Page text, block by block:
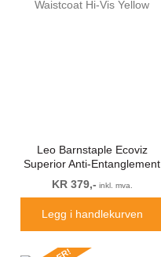
Leo Barnstaple Ecoviz
Superior Anti-Entanglement
Waistcoat Hi-Vis Yellow
KR 379,- inkl. mva.
Legg i handlekurven